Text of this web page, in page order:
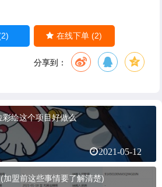
在线下单 (2)
分享到：
绘这个项目好做么
2021-05-12
盟前这些事情要了解清楚)